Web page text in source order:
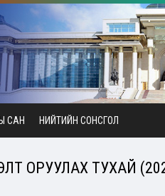
САН НИЙТИЙН СОНСГОЛ
ОРУУЛАХ ТУХАЙ